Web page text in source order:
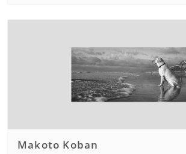
Makoto Koban